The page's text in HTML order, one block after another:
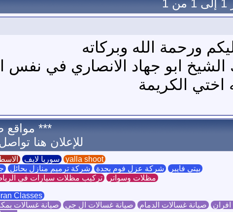
1من1
ورحمة الله وبركاته
الشيخ ابو جهاد الانصاري في نفس
اختي الكريمة
*** مواقع
للإعلان هنا
yalla shoot سوريا لايف
بيتي فايبر شركة عزل فوم بجدة شركة ترميم منازل بحائل
مظلات وسواتر تركيب مظلات سيارات في
Online Quran Classes
صيانة غسالات الدمام صيانة غسالات ال جي صيانة غسالات